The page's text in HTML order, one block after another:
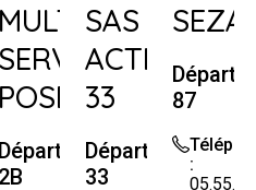
MULTI
SERVICES
POSES
Département
2B
SAS
ACTION
33
Département
33
87
: